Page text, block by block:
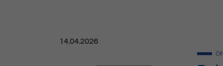
Veröffentlicht am:
14.04.2026